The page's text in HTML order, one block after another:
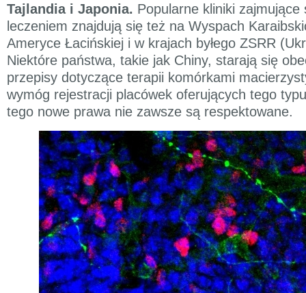
Tajlandia i Japonia. Popularne kliniki zajmujące
leczeniem znajdują się też na Wyspach
Ameryce Łacińskiej i w krajach byłego ZSRR
Niektóre państwa, takie jak Chiny, starają się
przepisy dotyczące terapii komórkami
wymóg rejestracji placówek oferujących tego
tego nowe prawa nie zawsze są respektowane.